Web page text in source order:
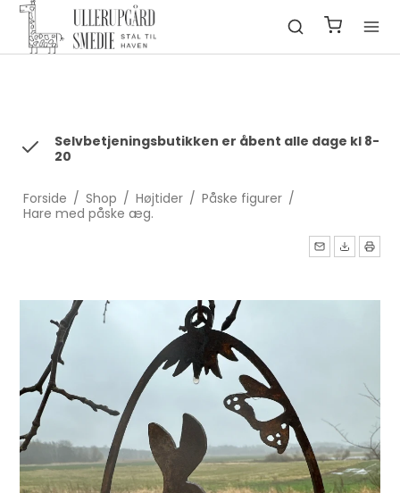
fbq('init', '1322550991547406', { em: 'email@email.com', //
Values will be hashed automatically by the pixel using SHA-256
ph: '1234567890', ... });
Selvbetjeningsbutikken er åbent alle dage kl 8-
20
Forside / Shop / Højtider / Påske figurer /
Hare med påske æg.